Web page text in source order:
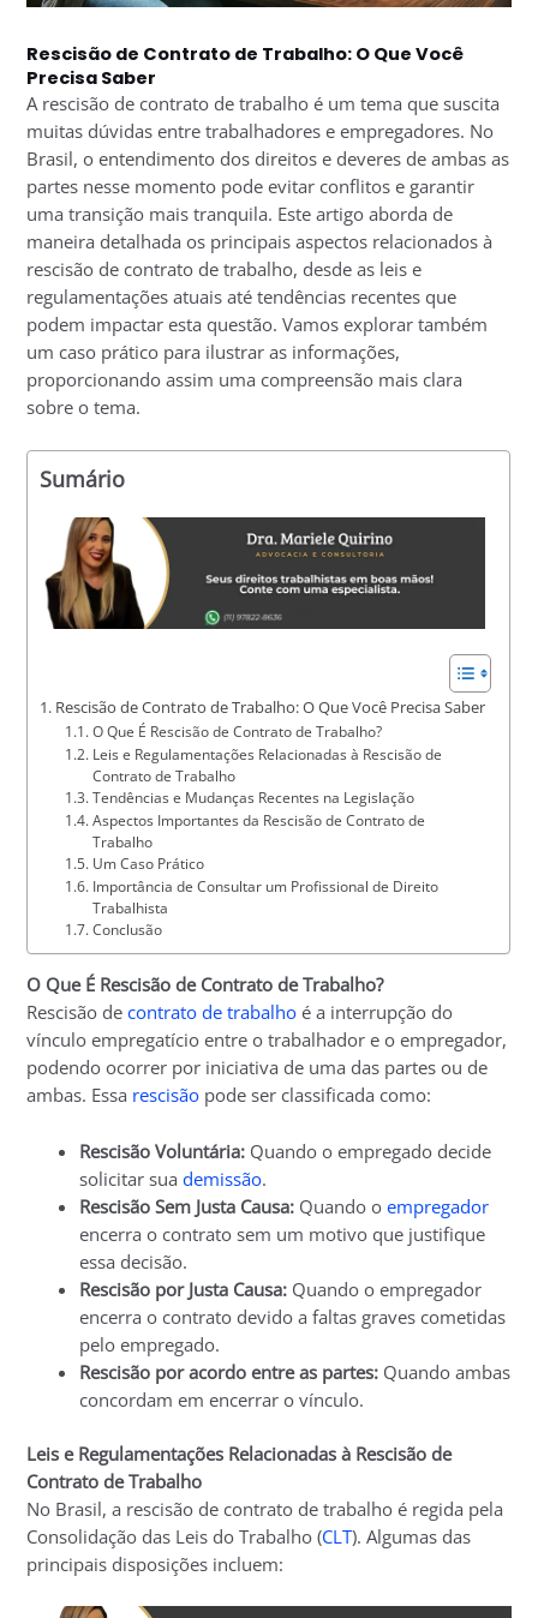
Rescisão de Contrato de Trabalho: O Que Você
Precisa Saber
A rescisão de contrato de trabalho é um tema que suscita
muitas dúvidas entre trabalhadores e empregadores. No
Brasil, o entendimento dos direitos e deveres de ambas as
partes nesse momento pode evitar conflitos e garantir
uma transição mais tranquila. Este artigo aborda de
maneira detalhada os principais aspectos relacionados à
rescisão de contrato de trabalho, desde as leis e
regulamentações atuais até tendências recentes que
podem impactar esta questão. Vamos explorar também
um caso prático para ilustrar as informações,
proporcionando assim uma compreensão mais clara
sobre o tema.
Sumário
Rescisão de Contrato de Trabalho: O Que Você Precisa Saber
O Que É Rescisão de Contrato de Trabalho?
Leis e Regulamentações Relacionadas à Rescisão de
Contrato de Trabalho
Tendências e Mudanças Recentes na Legislação
Aspectos Importantes da Rescisão de Contrato de
Trabalho
Um Caso Prático
Importância de Consultar um Profissional de Direito
Trabalhista
Conclusão
O Que É Rescisão de Contrato de Trabalho?
Rescisão decontrato de trabalho é a interrupção do
vínculo empregatício entre o trabalhador e o empregador,
podendo ocorrer por iniciativa de uma das partes ou de
ambas. Essa rescisão pode ser classificada como:
Rescisão Voluntária: Quando o empregado decide
solicitar suademissão.
Rescisão Sem Justa Causa: Quando oempregador
encerra o contrato sem um motivo que justifique
essa decisão.
Rescisão por Justa Causa: Quando o empregador
encerra o contrato devido a faltas graves cometidas
pelo empregado.
Rescisão por acordo entre as partes: Quando ambas
concordam em encerrar o vínculo.
Leis e Regulamentações Relacionadas à Rescisão de
Contrato de Trabalho
No Brasil, a rescisão de contrato de trabalho é regida pela
Consolidação das Leis do Trabalho (CLT). Algumas das
principais disposições incluem: